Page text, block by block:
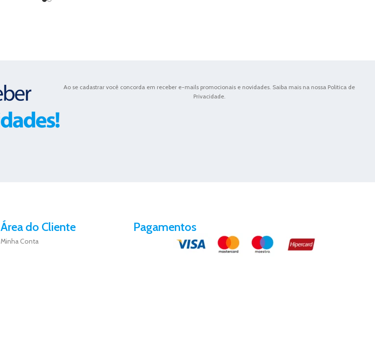
Ao se cadastrar você concorda em receber e-mails promocionais e novidades. Saiba mais na nossa Politica de
Privacidade.
Área do Cliente
Minha Conta
Pagamentos